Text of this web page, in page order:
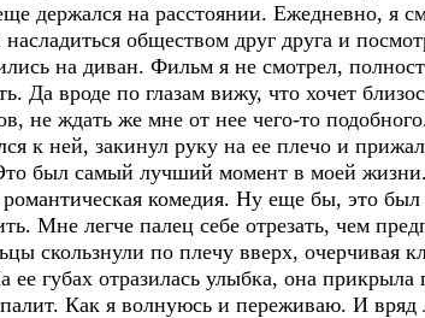
держался на расстоянии. Ежедневно, я
обществом друг друга и
на диван. Фильм я не смотрел,
Да вроде по глазам вижу, что хочет
не ждать же мне от нее чего-то
к ней, закинул руку на ее плечо и
был самый лучший момент в моей
романтическая комедия. Ну еще бы, это
Мне легче палец себе отрезать, чем
скользнули по плечу вверх, очерчивая
губах отразилась улыбка, она
Как я волнуюсь и переживаю. И